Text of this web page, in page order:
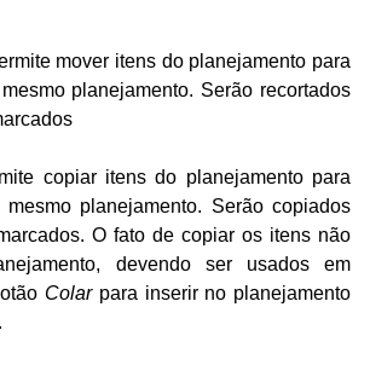
mover itens do planejamento para
planejamento. Serão recortados
copiar itens do planejamento para
planejamento. Serão copiados
O fato de copiar os itens não
devendo ser usados em
Colarpara inserir no planejamento